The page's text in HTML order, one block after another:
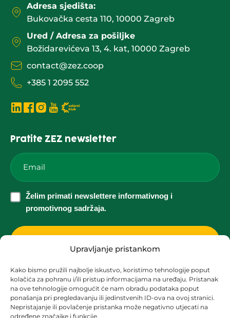
Upravljanje pristankom
Kako bismo pružili najbolje iskustvo, koristimo tehnologije poput
kolačića za pohranu i/ili pristup informacijama na uređaju. Pristanak
na ove tehnologije omogućit će nam obradu podataka poput
ponašanja pri pregledavanju ili jedinstvenih ID-ova na ovoj stranici.
Nepristajanje ili povlačenje pristanka može negativno utjecati na
određene značajke i funkcije.
Adresa sjedišta:
Bukovačka cesta 110, 10000 Zagreb
Ured / Adresa za pošiljke
Božidarevićeva 13, 4. kat, 10000 Zagreb
contact@zez.coop
+385 1 2095 552
Pratite ZEZ newsletter
Email
*
Želim
primati
informativnog
sadržaja.
*
Želim primati newslettere informativnog i
promotivnog sadržaja.
Korisnička podrška za solarne elektrane
solari@zez.coop